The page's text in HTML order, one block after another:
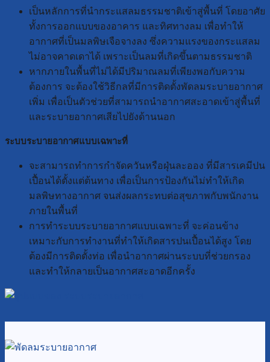
เป็นหลักการที่นำกระแสลมธรรมชาติเข้าสู่พื้นที่ โดยอาศัย
ทั้งการออกแบบของอาคาร และทิศทางลม เพื่อทำให้
อากาศที่เป็นมลพิษเจือจางลง ซึ่งความแรงของกระแสลม
ไม่อาจคาดเดาได้ เพราะเป็นลมที่เกิดขึ้นตามธรรมชาติ
หากภายในพื้นที่ไม่ได้มีปริมาณลมที่เพียงพอกับความ
ต้องการ จะต้องใช้วิธีกลที่มีการติดตั้งพัดลมระบายอากาศ
เพิ่ม เพื่อเป็นตัวช่วยที่สามารถนำอากาศสะอาดเข้าสู่พื้นที่
และระบายอากาศเสียไปยังด้านนอก
ระบบระบายอากาศแบบเฉพาะที่
จะสามารถทำการกำจัดควันหรือฝุ่นละออง ที่มีสารเคมีปน
เปื้อนได้ตั้งแต่ต้นทาง เพื่อเป็นการป้องกันไม่ทำให้เกิด
มลพิษทางอากาศ จนส่งผลกระทบต่อสุขภาพกับพนักงาน
ภายในพื้นที่
การทำระบบระบายอากาศแบบเฉพาะที่ จะค่อนข้าง
เหมาะกับการทำงานที่ทำให้เกิดสารปนเปื้อนได้สูง โดย
ต้องมีการติดตั้งท่อ เพื่อนำอากาศผ่านระบบที่ช่วยกรอง
และทำให้กลายเป็นอากาศสะอาดอีกครั้ง